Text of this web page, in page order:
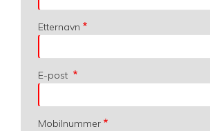
Etternavn
E-post
Mobilnummer